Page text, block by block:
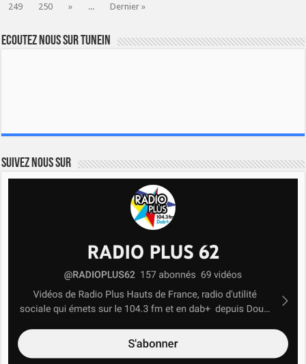
249
250 » ... Dernier »
Ecoutez nous sur TuneIn
Suivez nous sur